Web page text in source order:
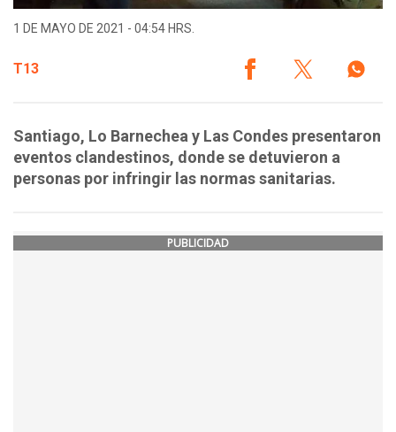
1 DE MAYO DE 2021 - 04:54 HRS.
T13
Santiago, Lo Barnechea y Las Condes presentaron
eventos clandestinos, donde se detuvieron a
personas por infringir las normas sanitarias.
PUBLICIDAD